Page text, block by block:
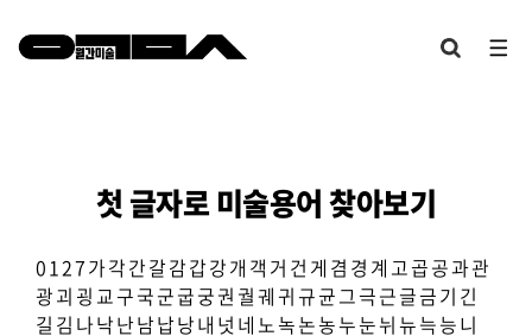
첫 글자로 미술용어 찾아보기
0 1 27가각간갈감갑강개 객 거 건 게 겸 경 계 고곱공과관
광괴 굉 교구국군굽궁권 궐궤귀규균그극근글금기 긴
길 김 나낙난남납낭내 넛 네 노녹논농누눈뉘뉴늑능니